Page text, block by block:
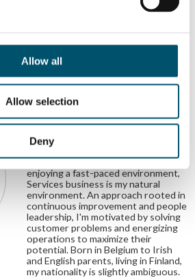
Allow all
Allow selection
Deny
Robert Jenks
With focus on customer value,
global operations management and
enjoying a fast-paced environment,
Services business is my natural
environment. An approach rooted in
continuous improvement and people
leadership, I'm motivated by solving
customer problems and energizing
operations to maximize their
potential. Born in Belgium to Irish
and English parents, living in Finland,
my nationality is slightly ambiguous.